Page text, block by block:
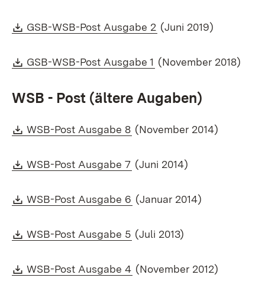
Download:
GSB-WSB-Post Ausgabe 2 (Öffnet in neuem
(Juni 2019)
Download:
GSB-WSB-Post Ausgabe 1 (Öffnet in neuem
(November 2018)
WSB - Post (ältere Augaben)
Download:
WSB-Post Ausgabe 8 (Öffnet in neuem Fenster)
(November 2014)
Download:
WSB-Post Ausgabe 7 (Öffnet in neuem Fenster)
(Juni 2014)
Download:
WSB-Post Ausgabe 6 (Öffnet in neuem Fenster)
(Januar 2014)
Download:
WSB-Post Ausgabe 5 (Öffnet in neuem Fenster)
(Juli 2013)
Download:
WSB-Post Ausgabe 4 (Öffnet in neuem Fenster)
(November 2012)